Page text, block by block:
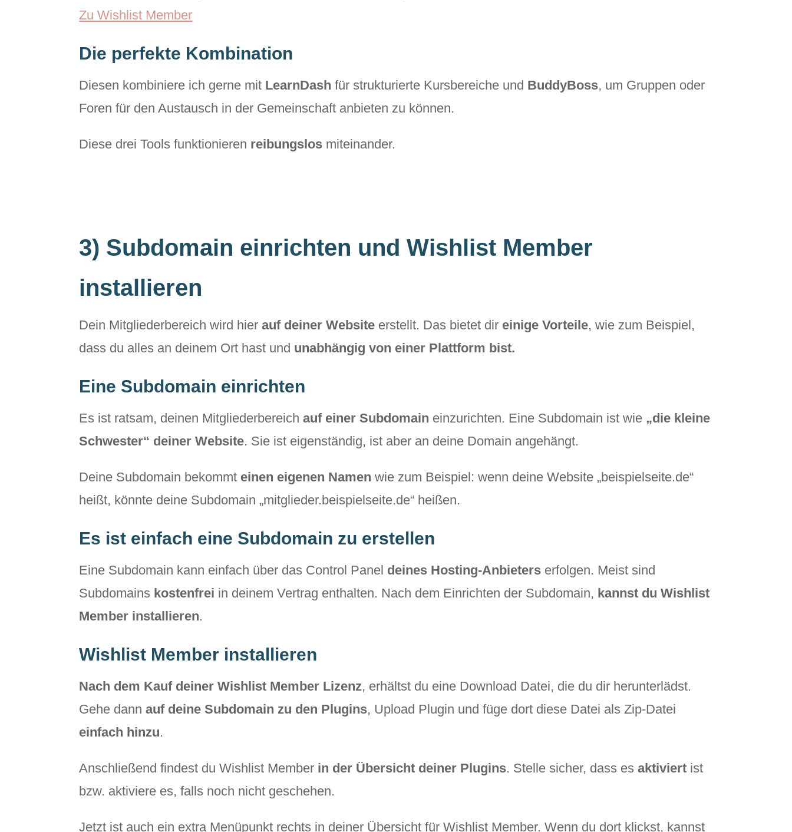
Zu Wishlist Member
Die perfekte Kombination
Diesen kombiniere ich gerne mit LearnDash für strukturierte Kursbereiche und BuddyBoss, um Gruppen oder
Foren für den Austausch in der Gemeinschaft anbieten zu können.
Diese drei Tools funktionieren reibungslos miteinander.
3) Subdomain einrichten und Wishlist Member
installieren
Dein Mitgliederbereich wird hierauf deiner Website erstellt. Das bietet dir einige Vorteile, wie zum Beispiel,
dass du alles an deinem Ort hast und unabhängig von einer Plattform bist.
Eine Subdomain einrichten
Es ist ratsam, deinen Mitgliederbereichauf einer Subdomain einzurichten. Eine Subdomain ist wie „die kleine
Schwester“ deiner Website. Sie ist eigenständig, ist aber an deine Domain angehängt.
Deine Subdomain bekommt einen eigenen Namen wie zum Beispiel: wenn deine Website „beispielseite.de“
heißt, könnte deine Subdomain „mitglieder.beispielseite.de“ heißen.
Es ist einfach eine Subdomain zu erstellen
Eine Subdomain kann einfach über das Control Panel deines Hosting-Anbieters erfolgen. Meist sind
Subdomains kostenfrei in deinem Vertrag enthalten. Nach dem Einrichten der Subdomain, kannst du Wishlist
Member installieren.
Wishlist Member installieren
Nach dem Kauf deiner Wishlist Member Lizenz, erhältst du eine Download Datei, die du dir herunterlädst.
Gehe dannauf deine Subdomain zu den Plugins, Upload Plugin und füge dort diese Datei als Zip-Datei
einfach hinzu.
Anschließend findest du Wishlist Member in der Übersicht deiner Plugins. Stelle sicher, dass esaktiviert ist
bzw. aktiviere es, falls noch nicht geschehen.
Jetzt ist auch ein extra Menüpunkt rechts in deiner Übersicht für Wishlist Member. Wenn du dort klickst, kannst